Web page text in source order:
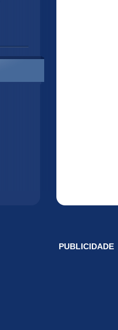
PUBLICIDADE